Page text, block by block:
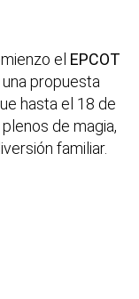
el EPCOT
una propuesta
hasta el 18 de
de magia,
familiar.